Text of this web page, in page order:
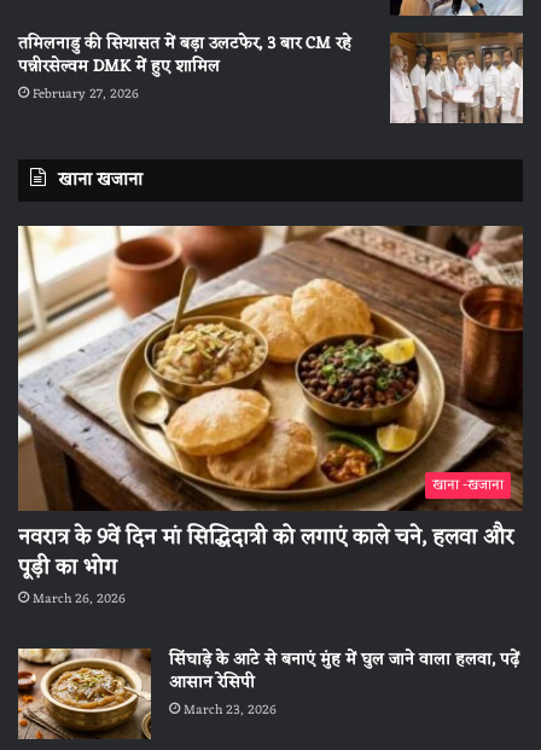
तमिलनाडु की सियासत में बड़ा उलटफेर, 3 बार CM रहे
पन्नीरसेल्वम DMK में हुए शामिल
February 27, 2026
खाना खजाना
खाना -खजाना
नवरात्र के 9वें दिन मां सिद्धिदात्री को लगाएं काले चने, हलवा और
पूड़ी का भोग
March 26, 2026
सिंघाड़े के आटे से बनाएं मुंह में घुल जाने वाला हलवा, पढ़ें
आसान रेसिपी
March 23, 2026